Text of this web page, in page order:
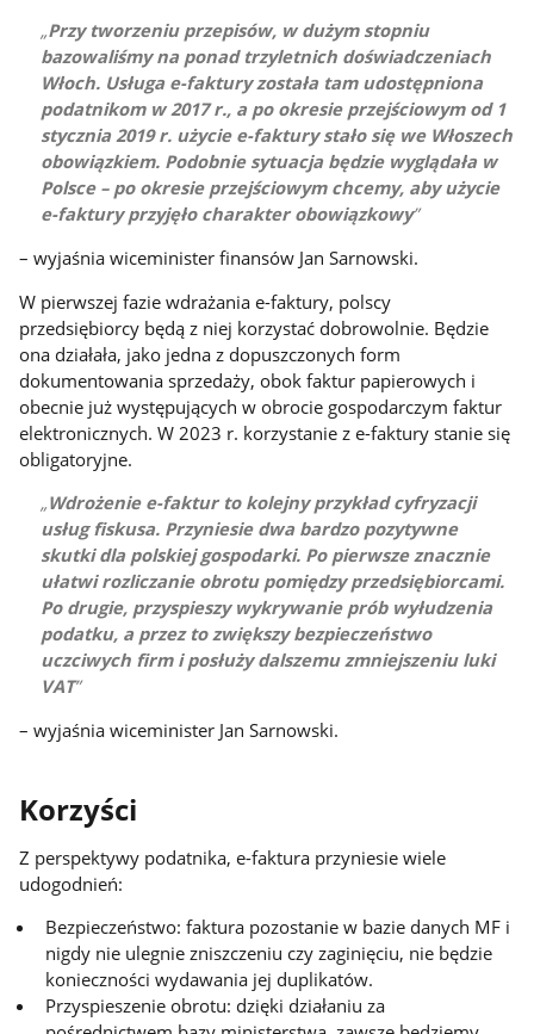
Przy tworzeniu przepisów, w dużym stopniu
bazowaliśmy na ponad trzyletnich doświadczeniach
Włoch. Usługa e-faktury została tam udostępniona
podatnikom w 2017 r., a po okresie przejściowym od 1
stycznia 2019 r. użycie e-faktury stało się we Włoszech
obowiązkiem. Podobnie sytuacja będzie wyglądała w
Polsce – po okresie przejściowym chcemy, aby użycie
e-faktury przyjęło charakter obowiązkowy
– wyjaśnia wiceminister finansów Jan Sarnowski.
W pierwszej fazie wdrażania e-faktury, polscy
przedsiębiorcy będą z niej korzystać dobrowolnie. Będzie
ona działała, jako jedna z dopuszczonych form
dokumentowania sprzedaży, obok faktur papierowych i
obecnie już występujących w obrocie gospodarczym faktur
elektronicznych. W 2023 r. korzystanie z e-faktury stanie się
obligatoryjne.
Wdrożenie e-faktur to kolejny przykład cyfryzacji
usług fiskusa. Przyniesie dwa bardzo pozytywne
skutki dla polskiej gospodarki. Po pierwsze znacznie
ułatwi rozliczanie obrotu pomiędzy przedsiębiorcami.
Po drugie, przyspieszy wykrywanie prób wyłudzenia
podatku, a przez to zwiększy bezpieczeństwo
uczciwych firm i posłuży dalszemu zmniejszeniu luki
VAT
– wyjaśnia wiceminister Jan Sarnowski.
Korzyści
Z perspektywy podatnika, e-faktura przyniesie wiele
udogodnień:
Bezpieczeństwo: faktura pozostanie w bazie danych MF i
nigdy nie ulegnie zniszczeniu czy zaginięciu, nie będzie
konieczności wydawania jej duplikatów.
Przyspieszenie obrotu: dzięki działaniu za